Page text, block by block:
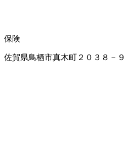
保険
佐賀県鳥栖市真木町２０３８－９